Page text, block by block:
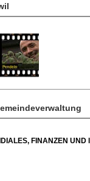
FINANZEN UND